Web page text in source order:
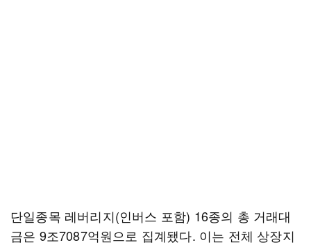
단일종목 레버리지(인버스 포함) 16종의 총 거래대
금은 9조7087억원으로 집계됐다. 이는 전체 상장지